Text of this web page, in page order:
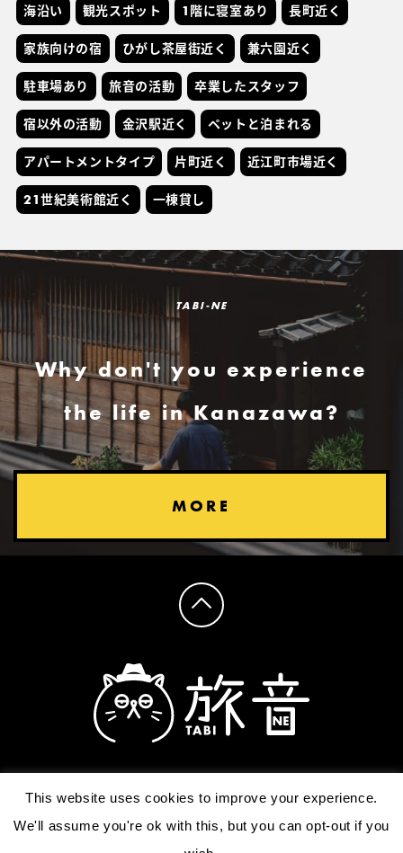
海沿い 観光スポット 1階に寝室あり 長町近く
家族向けの宿 ひがし茶屋街近く 兼六園近く
駐車場あり 旅音の活動 卒業したスタッフ
宿以外の活動 金沢駅近く ペットと泊まれる
アパートメントタイプ 片町近く 近江町市場近く
21世紀美術館近く 一棟貸し
TABI-NE
Why don't you experience
the life in Kanazawa?
MORE
Picture Provider：Kanazawa city
This website uses cookies to improve your experience.
We'll assume you're ok with this, but you can opt-out if you